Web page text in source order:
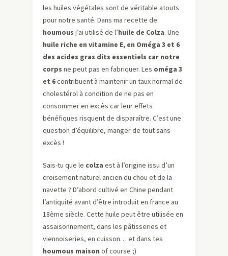
les huiles végétales sont de véritable atouts
pour notre santé. Dans ma recette de
houmous j’ai utilisé de l’huile de Colza. Une
huile riche en vitamine E, en Oméga 3 et 6
des acides gras dits essentiels car notre
corps ne peut pas en fabriquer. Les oméga 3
et 6contribuent à maintenir un taux normal de
cholestérol à condition de ne pas en
consommer en excès car leur effets
bénéfiques risquent de disparaître. C’est une
question d’équilibre, manger de tout sans
excès !
Sais-tu que le colza est à l’origine issu d’un
croisement naturel ancien du chou et de la
navette ? D’abord cultivé en Chine pendant
l’antiquité avant d’être introduit en france au
18ème siècle. Cette huile peut être utilisée en
assaisonnement, dans les pâtisseries et
viennoiseries, en cuisson… et dans tes
houmous maison of course ;)